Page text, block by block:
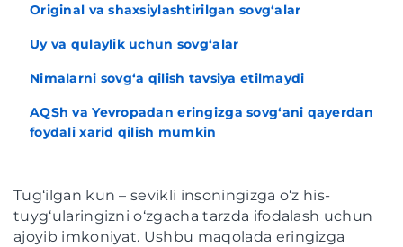
Original va shaxsiylashtirilgan sovg‘alar
Uy va qulaylik uchun sovg‘alar
Nimalarni sovg‘a qilish tavsiya etilmaydi
AQSh va Yevropadan eringizga sovg‘ani qayerdan
foydali xarid qilish mumkin
Tug‘ilgan kun – sevikli insoningizga o‘z his-
tuyg‘ularingizni o‘zgacha tarzda ifodalash uchun
ajoyib imkoniyat. Ushbu maqolada eringizga